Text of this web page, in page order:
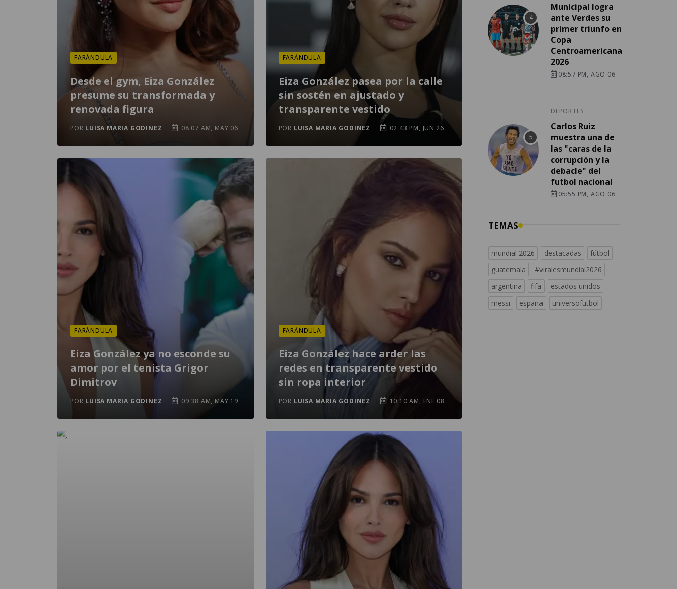
FARÁNDULA
Desde el gym, Eiza González
presume su transformada y
renovada figura
POR LUISA MARIA GODINEZ 08:07 AM, MAY 06
FARÁNDULA
Eiza González pasea por la calle
sin sostén en ajustado y
transparente vestido
POR LUISA MARIA GODINEZ 02:43 PM, JUN 26
FARÁNDULA
Eiza González ya no esconde su
amor por el tenista Grigor
Dimitrov
POR LUISA MARIA GODINEZ 09:38 AM, MAY 19
FARÁNDULA
Eiza González hace arder las
redes en transparente vestido
sin ropa interior
POR LUISA MARIA GODINEZ 10:10 AM, ENE 08
Municipal logra
ante Verdes su
primer triunfo en
Copa
Centroamericana
2026
08:57 PM, AGO 06
DEPORTES
Carlos Ruiz
muestra una de
las "caras de la
corrupción y la
debacle" del
futbol nacional
05:55 PM, AGO 06
TEMAS
mundial 2026 destacadas
fútbol
guatemala
#viralesmundial2026
argentina
fifa
estados unidos
messi
españa universofutbol